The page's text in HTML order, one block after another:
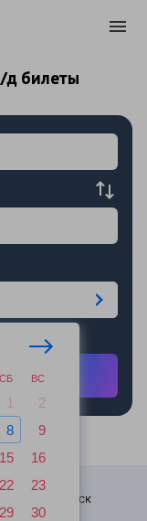
билеты
СБ ВС
1
2
8
9
15
16
22
23
29
30
→ Абинск